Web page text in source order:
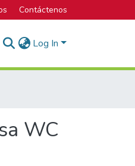
Contáctenos
Log In
WC